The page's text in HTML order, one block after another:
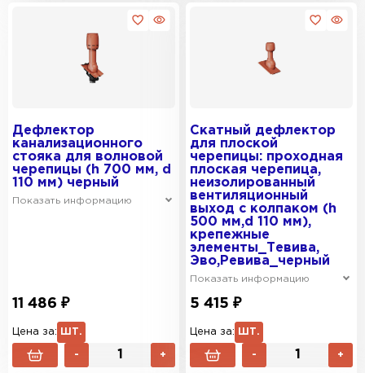
Дефлектор
канализационного
стояка для волновой
черепицы (h 700 мм, d
110 мм) черный
Показать информацию
11 486 ₽
Цена за: ШТ.
- +
Скатный дефлектор
для плоской
черепицы: проходная
плоская черепица,
неизолированный
вентиляционный
выход с колпаком (h
500 мм,d 110 мм),
крепежные
элементы_Тевива,
Эво,Ревива_черный
Показать информацию
5 415 ₽
Цена за: ШТ.
- +